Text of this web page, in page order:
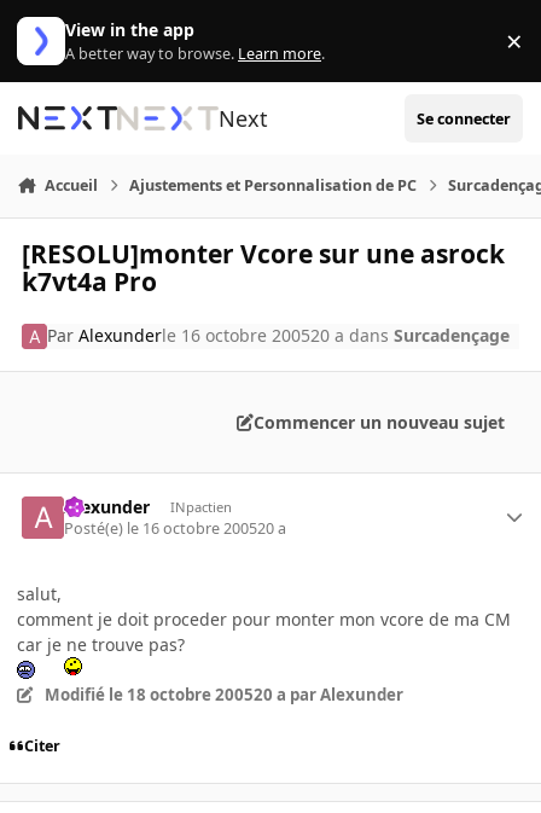
Aller au contenu
View in the app
A better way to browse. Learn more. ×
Next Se connecter
Accueil Ajustements et Personnalisation de PC
[RESOLU]monter Vcore sur une asrock
k7vt4a Pro
ParAlexunderle 16 octobre 200520 a dansSurcadençage
Commencer un nouveau sujet
Alexunder INpactien
Posté(e) le 16 octobre 200520 a
salut,
comment je doit proceder pour monter mon vcore de ma CM
car je ne trouve pas?
Modifié le 18 octobre 200520 a par Alexunder
Citer